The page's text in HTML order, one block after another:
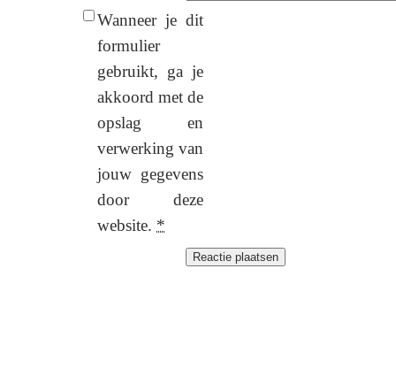
Wanneer je dit
formulier
gebruikt, ga je
akkoord met de
opslag en
verwerking van
jouw gegevens
door deze
website. *